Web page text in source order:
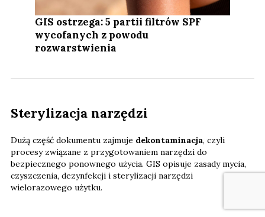
GIS ostrzega: 5 partii filtrów SPF
wycofanych z powodu
rozwarstwienia
Sterylizacja narzędzi
Dużą część dokumentu zajmuje dekontaminacja, czyli
procesy związane z przygotowaniem narzędzi do
bezpiecznego ponownego użycia. GIS opisuje zasady mycia,
czyszczenia, dezynfekcji i sterylizacji narzędzi
wielorazowego użytku.